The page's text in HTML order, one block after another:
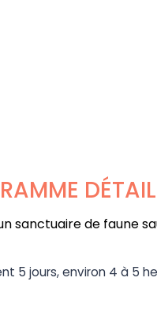
sanctuaire de faune
5 jours, environ 4 à 5